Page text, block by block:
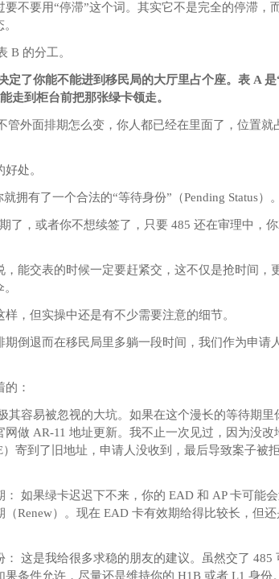
要不要用“停滞”这个词。其实它不是完全的停滞，
。
B 的分工。
定了你能不能进到移民局的大厅里占个座。表 A 是
走到柜台前把那张绿卡领走。
管外面排期怎么变，你人都已经在里面了，位置就
好处。
拥有了一个合法的“等待身份”（Pending Status）。
了，或者你不想续签了，只要 485 还在审理中，
，能交表的时候一定要赶紧交，这不仅是抢时间，
。
样，但实操中还是有不少需要注意的细节。
期倒退而在移民局里多躺一段时间，我们作为申请
的：
其容易被忽视的大坑。如果在这个漫长的等待期里
做 AR-11 地址更新。我不止一次见过，因为没改
寄到了旧地址，申请人没收到，最后导致案子被
如果绿卡迟迟下不来，你的 EAD 和 AP 卡可能会
Renew）。现在 EAD 卡有效期给得比较长，但还
： 这是我给很多求稳的朋友的建议。虽然交了 485
果条件允许，尽量还是维持你的 H1B 或者 L1 身份